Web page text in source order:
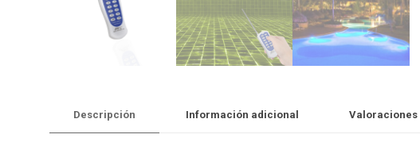
Descripción Información adicional Valoraciones